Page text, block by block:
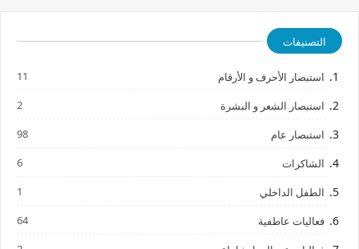
التصنيفات
استبصار الأحرف و الأرقام 11
استبصار الشعر و البشرة 2
استبصار عام 98
الشاكرات 6
الطفل الداخلي 1
فعاليات عاطفية 64